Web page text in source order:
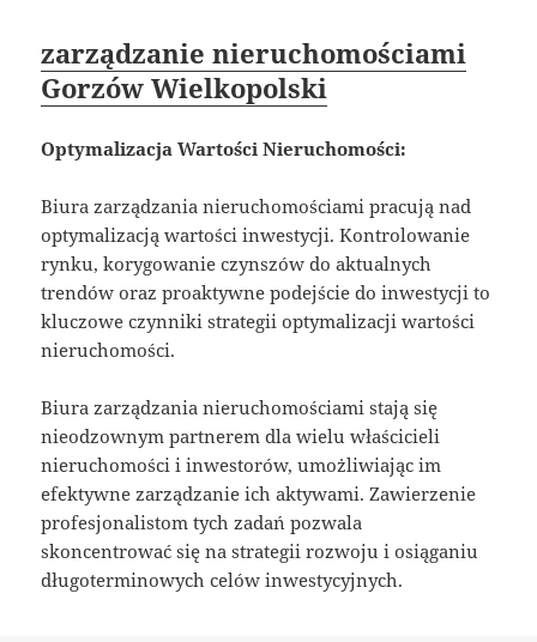
zarządzanie nieruchomościami
Gorzów Wielkopolski
Optymalizacja Wartości Nieruchomości:
Biura zarządzania nieruchomościami pracują nad
optymalizacją wartości inwestycji. Kontrolowanie
rynku, korygowanie czynszów do aktualnych
trendów oraz proaktywne podejście do inwestycji to
kluczowe czynniki strategii optymalizacji wartości
nieruchomości.
Biura zarządzania nieruchomościami stają się
nieodzownym partnerem dla wielu właścicieli
nieruchomości i inwestorów, umożliwiając im
efektywne zarządzanie ich aktywami. Zawierzenie
profesjonalistom tych zadań pozwala
skoncentrować się na strategii rozwoju i osiąganiu
długoterminowych celów inwestycyjnych.